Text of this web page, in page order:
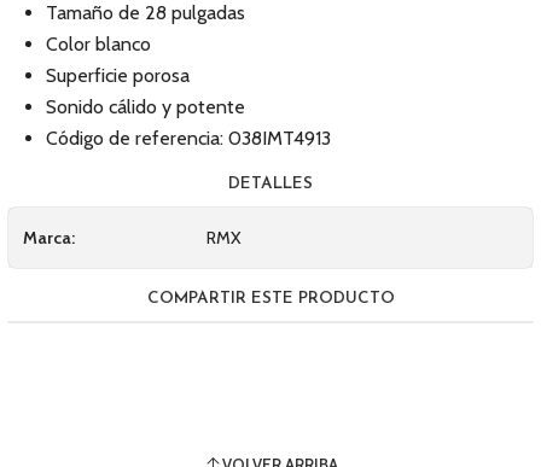
Tamaño de 28 pulgadas
Color blanco
Superficie porosa
Sonido cálido y potente
Código de referencia: 038IMT4913
DETALLES
Marca: RMX
COMPARTIR ESTE PRODUCTO